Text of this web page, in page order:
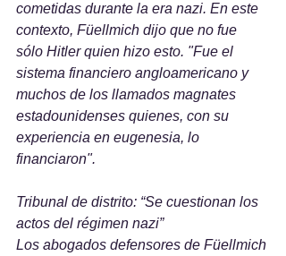
cometidas durante la era nazi. En este
contexto, Füellmich dijo que no fue
sólo Hitler quien hizo esto. "Fue el
sistema financiero angloamericano y
muchos de los llamados magnates
estadounidenses quienes, con su
experiencia en eugenesia, lo
financiaron".
Tribunal de distrito: “Se cuestionan los
actos del régimen nazi”
Los abogados defensores de Füellmich